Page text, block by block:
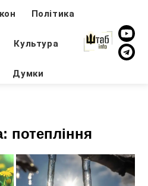
Політика
Культура
Думки
потепління